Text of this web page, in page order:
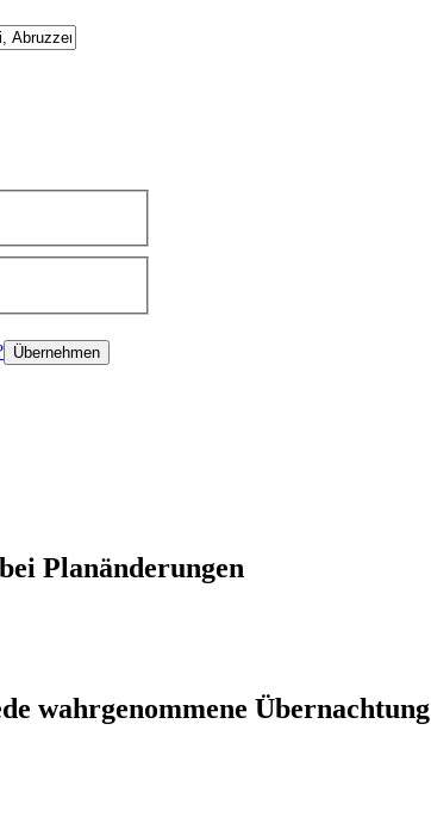
Übernehmen
Planänderungen
wahrgenommene Übernachtung